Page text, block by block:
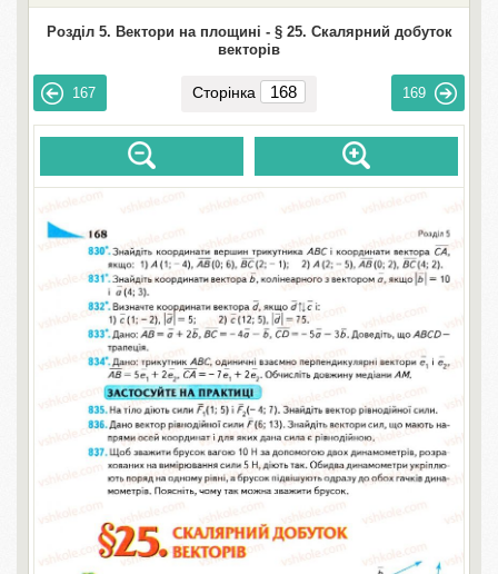
Розділ 5. Вектори на площині - § 25. Скалярний добуток
векторів
167 Сторінка 169